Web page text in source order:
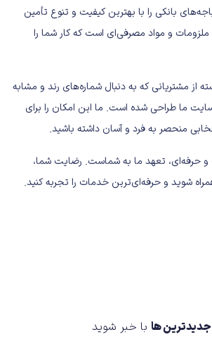
بانکی را با بهترین کیفیت و تنوع تأمین
و مواد مصرفی‌ای است که کار شما را
از مشتریانی که به دنبال شماره‌های رند و مشابه
ما طراحی شده است. ما این امکان را برای
منحصر به فرد و آسان داشته باشید.
حرفه‌ای، تعهد ما به شماست. رضایت شما،
شوید و حرفه‌ای‌ترین خدمات را تجربه کنید.
ها با خبر شوید